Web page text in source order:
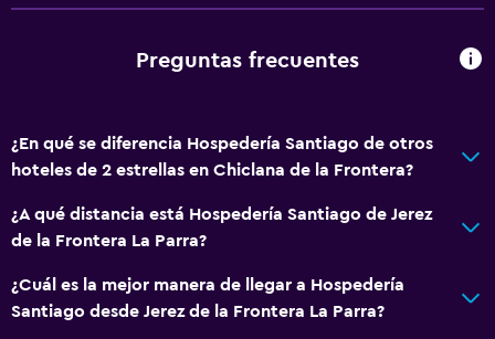
Preguntas frecuentes
¿En qué se diferencia Hospedería Santiago de otros
hoteles de 2 estrellas en Chiclana de la Frontera?
¿A qué distancia está Hospedería Santiago de Jerez
de la Frontera La Parra?
¿Cuál es la mejor manera de llegar a Hospedería
Santiago desde Jerez de la Frontera La Parra?